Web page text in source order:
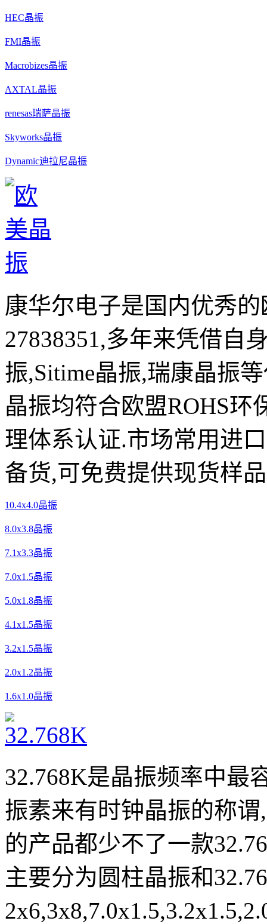
HEC晶振
FMI晶振
Macrobizes晶振
AXTAL晶振
renesas瑞萨晶振
Skyworks晶振
Dynamic迪拉尼晶振
康华尔电子是国内优秀
27838351,多年来凭借自
振,Sitime晶振,瑞康晶振
晶振均符合欧盟ROHS环
理体系认证.市场常用进
备货,可免费提供现货样
10.4x4.0晶振
8.0x3.8晶振
7.1x3.3晶振
7.0x1.5晶振
5.0x1.8晶振
4.1x1.5晶振
3.2x1.5晶振
2.0x1.2晶振
1.6x1.0晶振
32.768K是晶振频率中最
振素来有时钟晶振的称
的产品都少不了一款
主要分为圆柱晶振和